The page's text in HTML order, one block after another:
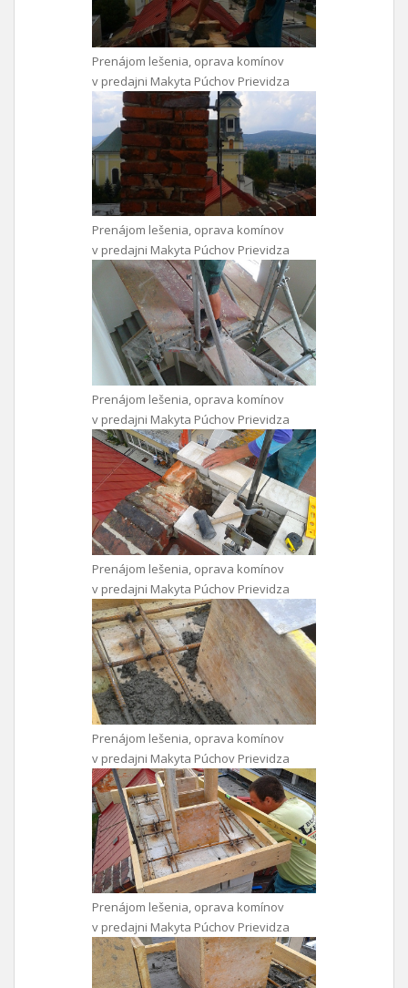
Prenájom lešenia, oprava komínov
v predajni Makyta Púchov Prievidza
Prenájom lešenia, oprava komínov
v predajni Makyta Púchov Prievidza
Prenájom lešenia, oprava komínov
v predajni Makyta Púchov Prievidza
Prenájom lešenia, oprava komínov
v predajni Makyta Púchov Prievidza
Prenájom lešenia, oprava komínov
v predajni Makyta Púchov Prievidza
Prenájom lešenia, oprava komínov
v predajni Makyta Púchov Prievidza